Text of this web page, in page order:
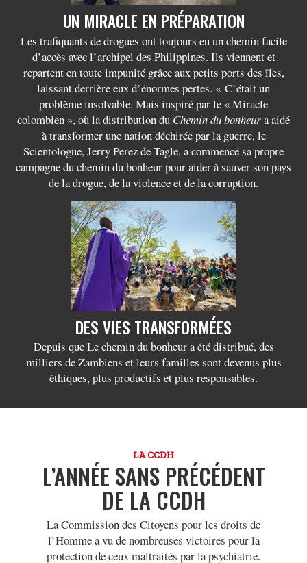
UN MIRACLE EN PRÉPARATION
Les trafiquants de drogues ont toujours eu un chemin facile
d’accès avec l’archipel des Philippines. Ils viennent et
repartent en toute impunité grâce aux petits ports des îles,
laissant derrière eux d’énormes pertes. « C’était un
problème insolvable. Mais inspiré par le « Miracle
colombien », où la distribution du Chemin du bonheura aidé
à transformer une nation déchirée par la guerre, le
Scientologue, Jerry Perez de Tagle, a commencé sa propre
campagne du chemin du bonheur pour aider à sauver son pays
de la drogue, de la violence et de la corruption.
DES VIES TRANSFORMÉES
Depuis que Le chemin du bonheur a été distribué, des
milliers de Zambiens et leurs familles sont devenus plus
éthiques, plus productifs et plus responsables.
LA CCDH
L’ANNÉE SANS PRÉCÉDENT
DE LA CCDH
La Commission des Citoyens pour les droits de
l’Homme a vu de nombreuses victoires pour la
protection de ceux maltraités par la psychiatrie.